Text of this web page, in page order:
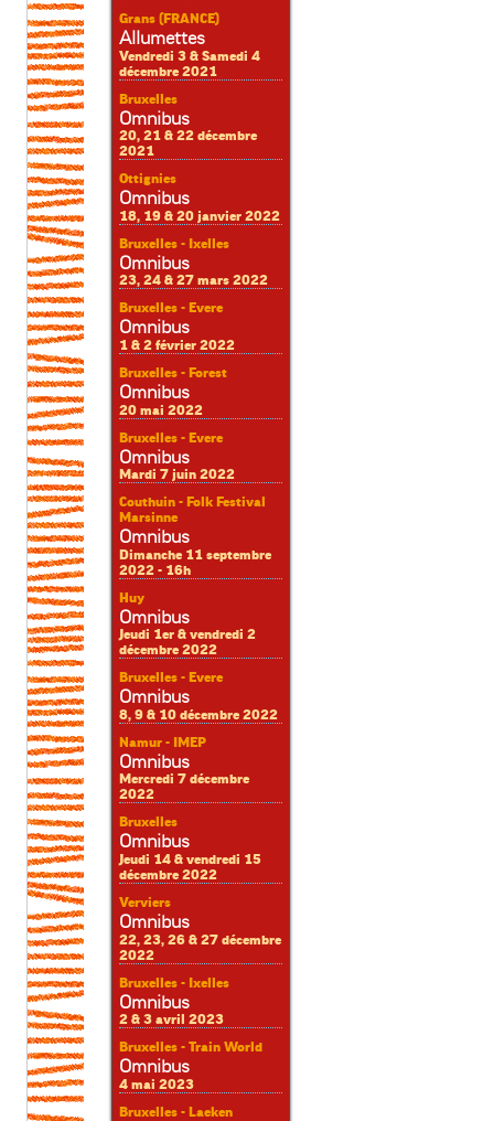
Grans (FRANCE)
Allumettes
Vendredi 3 & Samedi 4
décembre 2021
Bruxelles
Omnibus
20, 21 & 22 décembre
2021
Ottignies
Omnibus
18, 19 & 20 janvier 2022
Bruxelles - Ixelles
Omnibus
23, 24 & 27 mars 2022
Bruxelles - Evere
Omnibus
1 & 2 février 2022
Bruxelles - Forest
Omnibus
20 mai 2022
Bruxelles - Evere
Omnibus
Mardi 7 juin 2022
Couthuin - Folk Festival
Marsinne
Omnibus
Dimanche 11 septembre
2022 - 16h
Huy
Omnibus
Jeudi 1er & vendredi 2
décembre 2022
Bruxelles - Evere
Omnibus
8, 9 & 10 décembre 2022
Namur - IMEP
Omnibus
Mercredi 7 décembre
2022
Bruxelles
Omnibus
Jeudi 14 & vendredi 15
décembre 2022
Verviers
Omnibus
22, 23, 26 & 27 décembre
2022
Bruxelles - Ixelles
Omnibus
2 & 3 avril 2023
Bruxelles - Train World
Omnibus
4 mai 2023
Bruxelles - Laeken